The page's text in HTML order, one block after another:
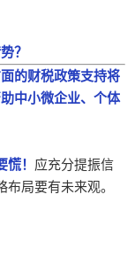
？
的财税政策支持将
中小微企业、个体
慌！ 应充分提振信
局要有未来观。